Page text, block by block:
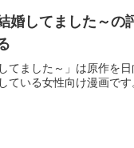
婚してました～の
てました～」は原作を日
ている女性向け漫画です